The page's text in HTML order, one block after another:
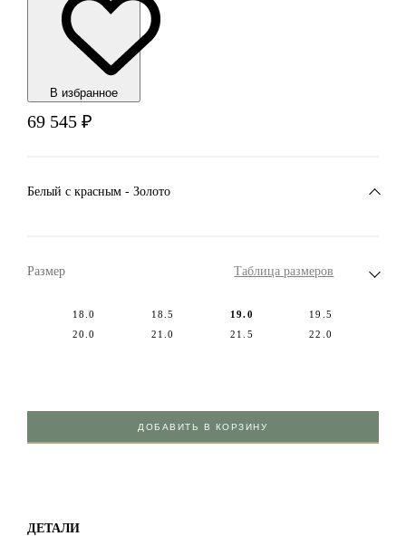
В избранноe
69 545 ₽
Белый c красным - Золото
Размер Таблица размеров
18.0 18.5 19.0
19.5
20.0
21.0 21.5 22.0
ДОБАВИТЬ В КОРЗИНУ
ДЕТАЛИ